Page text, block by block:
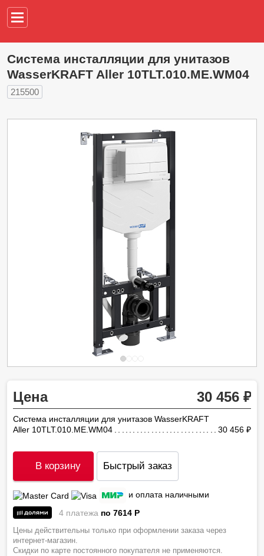
Система инсталляции для унитазов
WasserKRAFT Aller 10TLT.010.ME.WM04
215500
Цена 30 456
Система инсталляции для унитазов WasserKRAFT
Aller 10TLT.010.ME.WM04
30 456
В корзину Быстрый заказ
и оплата наличными
4 платежа по 7614 P
Цены действительны только при оформлении заказа через
интернет-магазин.
Скидки по карте постоянного покупателя не применяются.